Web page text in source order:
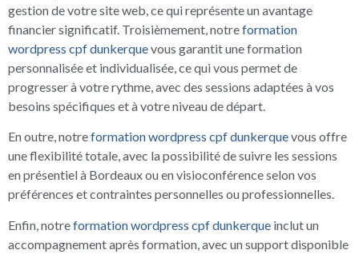
gestion de votre site web, ce qui représente un avantage
financier significatif. Troisièmement, notreformation
wordpress cpf dunkerquevous garantit une formation
personnalisée et individualisée, ce qui vous permet de
progresser à votre rythme, avec des sessions adaptées à vos
besoins spécifiques et à votre niveau de départ.
En outre, notreformation wordpress cpf dunkerquevous offre
une flexibilité totale, avec la possibilité de suivre les sessions
en présentiel à Bordeaux ou en visioconférence selon vos
préférences et contraintes personnelles ou professionnelles.
Enfin, notreformation wordpress cpf dunkerque inclut un
accompagnement après formation, avec un support disponible